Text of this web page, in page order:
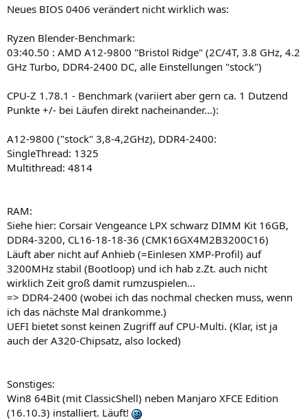
Neues BIOS 0406 verändert nicht wirklich was:
Ryzen Blender-Benchmark:
03:40.50 : AMD A12-9800 "Bristol Ridge" (2C/4T, 3.8 GHz, 4.2
GHz Turbo, DDR4-2400 DC, alle Einstellungen "stock")
CPU-Z 1.78.1 - Benchmark (variiert aber gern ca. 1 Dutzend
Punkte +/- bei Läufen direkt nacheinander...):
A12-9800 ("stock" 3,8-4,2GHz), DDR4-2400:
SingleThread: 1325
Multithread: 4814
RAM:
Siehe hier: Corsair Vengeance LPX schwarz DIMM Kit 16GB,
DDR4-3200, CL16-18-18-36 (CMK16GX4M2B3200C16)
Läuft aber nicht auf Anhieb (=Einlesen XMP-Profil) auf
3200MHz stabil (Bootloop) und ich hab z.Zt. auch nicht
wirklich Zeit groß damit rumzuspielen...
=> DDR4-2400 (wobei ich das nochmal checken muss, wenn
ich das nächste Mal drankomme.)
UEFI bietet sonst keinen Zugriff auf CPU-Multi. (Klar, ist ja
auch der A320-Chipsatz, also locked)
Sonstiges:
Win8 64Bit (mit ClassicShell) neben Manjaro XFCE Edition
(16.10.3) installiert. Läuft!